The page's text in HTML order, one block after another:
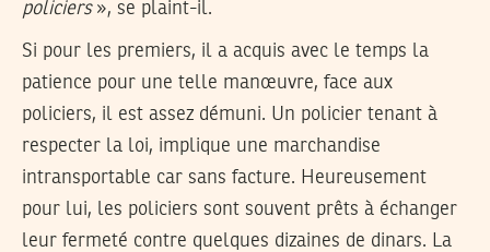
policiers », se plaint-il.
Si pour les premiers, il a acquis avec le temps la
patience pour une telle manœuvre, face aux
policiers, il est assez démuni. Un policier tenant à
respecter la loi, implique une marchandise
intransportable car sans facture. Heureusement
pour lui, les policiers sont souvent prêts à échanger
leur fermeté contre quelques dizaines de dinars. La